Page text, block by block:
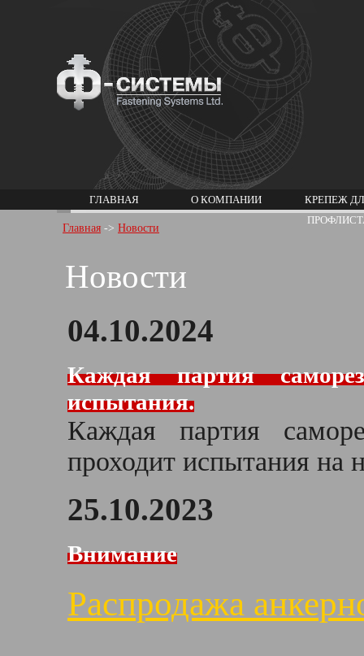
ГЛАВНАЯ О КОМПАНИИ
КРЕПЕЖ
Главная -> Новости
Новости
04.10.2024
Каждая партия
испытания.
Каждая партия
проходит испытания на
25.10.2023
Внимание
Распродажа